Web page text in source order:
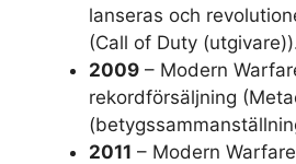
lanseras och
(Call of Duty
2009 – Modern
rekordförsäljning
2011 – Modern